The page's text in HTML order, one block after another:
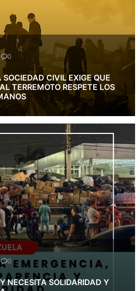
0
CIVIL EXIGE QUE
TERREMOTO RESPETE LOS
0
NECESITA SOLIDARIDAD Y